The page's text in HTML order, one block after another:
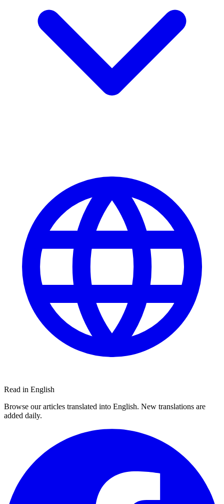
Read in English
Browse our articles translated into English. New translations are
added daily.